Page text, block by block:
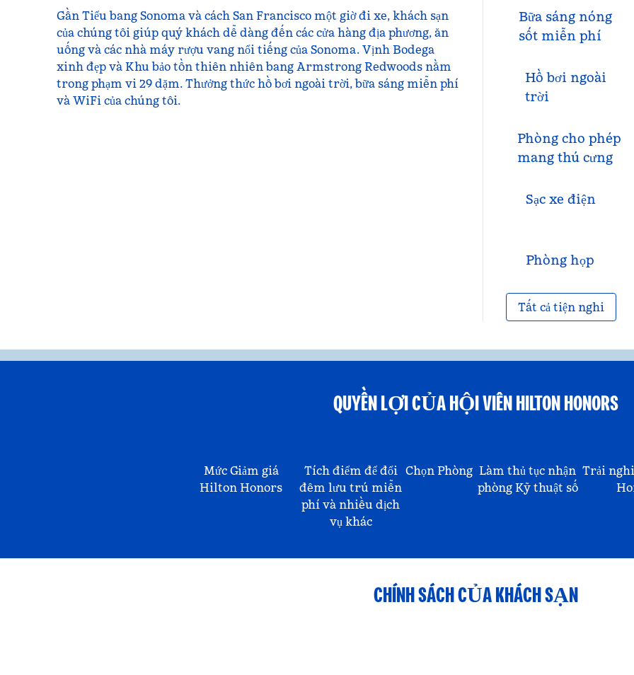
Gần Tiểu bang Sonoma và cách San Francisco một giờ đi xe, khách sạn
của chúng tôi giúp quý khách dễ dàng đến các cửa hàng địa phương, ăn
uống và các nhà máy rượu vang nổi tiếng của Sonoma. Vịnh Bodega
xinh đẹp và Khu bảo tồn thiên nhiên bang Armstrong Redwoods nằm
trong phạm vi 29 dặm. Thưởng thức hồ bơi ngoài trời, bữa sáng miễn phí
và WiFi của chúng tôi.
Bữa sáng nóng
sốt miễn phí
Hồ bơi ngoài
trời
Phòng cho phép
mang thú cưng
Sạc xe điện
Phòng họp
Tất cả tiện nghi
QUYỀN LỢI CỦA HỘI VIÊN HILTON HONORS
Mức Giảm giá
Hilton Honors
Tích điểm để đổi
đêm lưu trú miễn
phí và nhiều dịch
vụ khác
Chọn Phòng Làm thủ tục nhận
phòng Kỹ thuật số
Trải
CHÍNH SÁCH CỦA KHÁCH SẠN